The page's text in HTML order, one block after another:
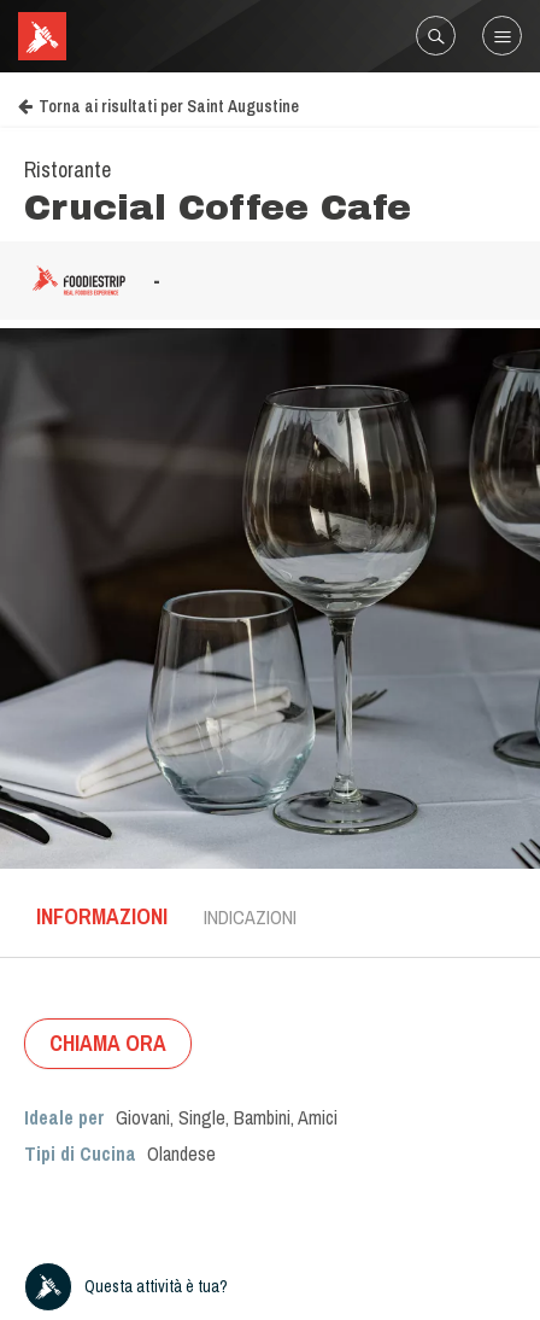
Torna ai risultati per Saint Augustine
Ristorante
Crucial Coffee Cafe
-
INFORMAZIONI INDICAZIONI
CHIAMA ORA
Ideale per Giovani, Single, Bambini,Amici
Tipi di Cucina Olandese
Questa attività è tua?